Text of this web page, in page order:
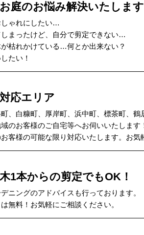
お庭のお悩み解決いたしま
ゃれにしたい…
まったけど、自分で剪定できない…
枯れかけている…何とか出来ない？
たい！
対応エリア
、白糠町、厚岸町、浜中町、標茶町、
域のお客様のご自宅等へお伺いいたします
お客様の可能な限り対応いたします。お
木1本からの剪定でもOK！
ニングのアドバイスも行っております。
無料！お気軽にご相談ください。